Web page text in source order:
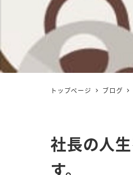
トップページ ブログ
社長の人
す。